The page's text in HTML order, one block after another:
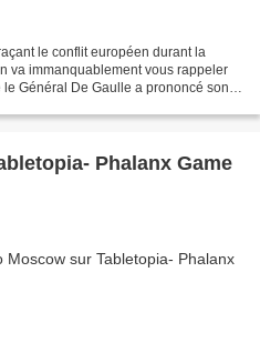
le conflit européen durant la
va immanquablement vous rappeler
Général De Gaulle a prononcé son
Phalanx Game